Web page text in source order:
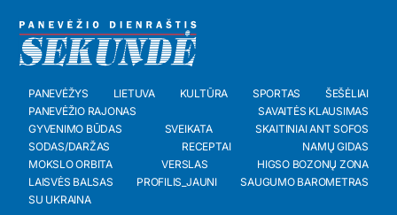
PANEVĖŽYS LIETUVA KULTŪRA SPORTAS
ŠEŠĖLIAI
PANEVĖŽIO RAJONAS
SAVAITĖS KLAUSIMAS
GYVENIMO BŪDAS
SVEIKATA
SKAITINIAI ANT SOFOS
SODAS/DARŽAS
RECEPTAI
NAMŲ GIDAS
MOKSLO ORBITA
VERSLAS
HIGSO BOZONŲ ZONA
LAISVĖS BALSAS
PROFILIS_JAUNI
SAUGUMO BAROMETRAS
SU UKRAINA